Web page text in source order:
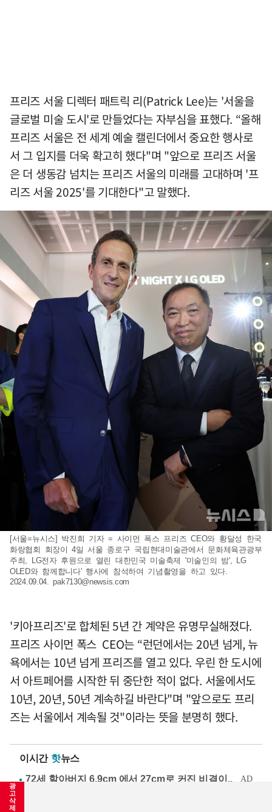
프리즈 서울 디렉터 패트릭 리(Patrick Lee)는 '서울을
글로벌 미술 도시'로 만들었다는 자부심을 표했다. “올해
프리즈 서울은 전 세계 예술 캘린더에서 중요한 행사로
서 그 입지를 더욱 확고히 했다"며 "앞으로 프리즈 서울
은 더 생동감 넘치는 프리즈 서울의 미래를 고대하며 '프
리즈 서울 2025'를 기대한다"고 말했다.
[서울=뉴시스] 박진희 기자 = 사이먼 폭스 프리즈 CEO와 황달성 한국
화랑협회 회장이 4일 서울 종로구 국립현대미술관에서 문화체육관광부
주최, LG전자 후원으로 열린 대한민국 미술축제 '미술인의 밤', LG
OLED와 함께합니다' 행사에 참석하여 기념촬영을 하고 있다.
2024.09.04.pak7130@newsis.com
'키아프리즈'로 합체된 5년 간 계약은 유명무실해졌다.
프리즈 사이먼 폭스 CEO는 “런던에서는 20년 넘게, 뉴
욕에서는 10년 넘게 프리즈를 열고 있다. 우린 한 도시에
서 아트페어를 시작한 뒤 중단한 적이 없다. 서울에서도
10년, 20년, 50년 계속하길 바란다"며 "앞으로도 프리
즈는 서울에서 계속될 것"이라는 뜻을 분명히 했다.
이시간 핫뉴스
광
고
삭
제